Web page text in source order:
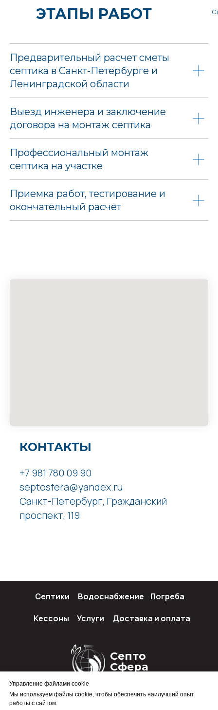
Управление файлами cookie
Мы используем файлы cookie, чтобы обеспечить наилучший опыт
работы с сайтом.
ЭТАПЫ РАБОТ
Предварительный расчет сметы
септика в Санкт-Петербурге и
Ленинградской области
Выезд инженера и заключение
договора на монтаж септика
Профессиональный монтаж
септика на участке
Приемка работ, тестирование и
окончательный расчет
КОНТАКТЫ
+7 981 780 09 90
septosfera@yandex.ru
Санкт-Петербург, Гражданский
проспект, 119
Септо
Сфера
Септики Водоснабжение Погреба
Кессоны Услуги Доставка и оплата